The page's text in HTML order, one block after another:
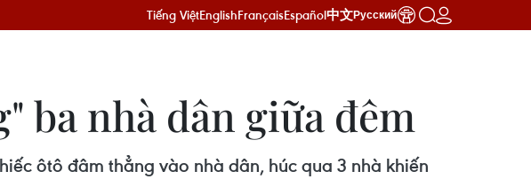
Tiếng ViệtEnglishFrançaisEspañol中文Русский
ba nhà dân giữa đêm
ôtô đâm thẳng vào nhà dân, húc qua 3 nhà khiến